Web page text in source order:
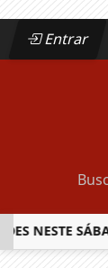
Entrar
SÁBADO